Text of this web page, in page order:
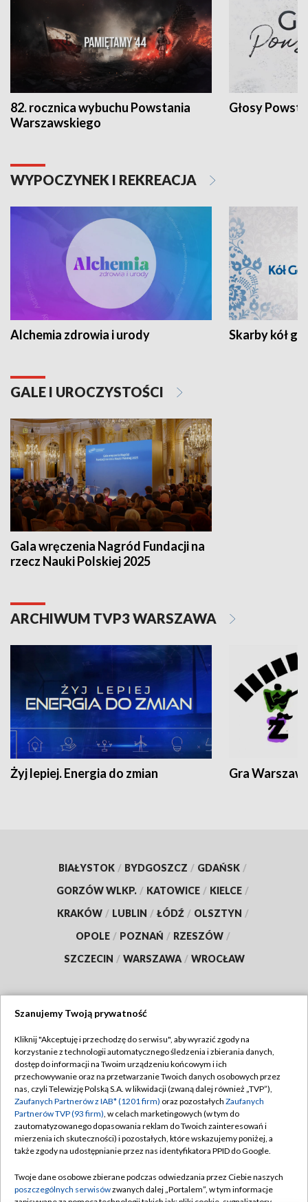
82. rocznica wybuchu Powstania
Warszawskiego
Głosy
WYPOCZYNEK I REKREACJA
Alchemia zdrowia i urody Skarby kół
GALE I UROCZYSTOŚCI
Gala wręczenia Nagród Fundacji na
rzecz Nauki Polskiej 2025
ARCHIWUM TVP3 WARSZAWA
Żyj lepiej. Energia do zmian Gra
BIAŁYSTOK / BYDGOSZCZ / GDAŃSK /
GORZÓW WLKP. / KATOWICE / KIELCE /
KRAKÓW / LUBLIN / ŁÓDŹ / OLSZTYN /
OPOLE / POZNAŃ / RZESZÓW /
SZCZECIN / WARSZAWA / WROCŁAW
TVP
Abonament TVP
Emisja w TVP
Centrum informacji TVP
Naziemna Telewizja Cyfrowa
Rada Programowa
Regulamin TVP
Polityka prywatności
Moje zgody
Pomoc
Kontakt
Szanujemy Twoją prywatność
Kliknij "Akceptuję i przechodzę do serwisu", aby wyrazić zgody na
korzystanie z technologii automatycznego śledzenia i zbierania danych,
dostęp do informacji na Twoim urządzeniu końcowym i ich
przechowywanie oraz na przetwarzanie Twoich danych osobowych przez
nas, czyli Telewizję Polską S.A. w likwidacji (zwaną dalej również „TVP”),
Zaufanych Partnerów z IAB* (1201 firm) oraz pozostałych Zaufanych
Partnerów TVP (93 firm), w celach marketingowych (w tym do
zautomatyzowanego dopasowania reklam do Twoich zainteresowań i
mierzenia ich skuteczności) i pozostałych, które wskazujemy poniżej, a
także zgody na udostępnianie przez nas identyfikatora PPID do Google.
Twoje dane osobowe zbierane podczas odwiedzania przez Ciebie naszych
poszczególnych serwisówzwanych dalej „Portalem”, w tym informacje